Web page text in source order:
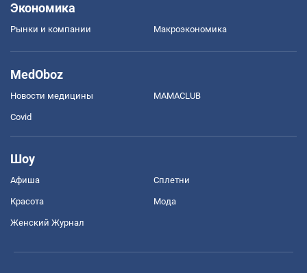
Экономика
Рынки и компании Mакроэкономика
MedOboz
Новости медицины MAMACLUB
Covid
Шоу
Афиша Сплетни
Красота Мода
Женский Журнал